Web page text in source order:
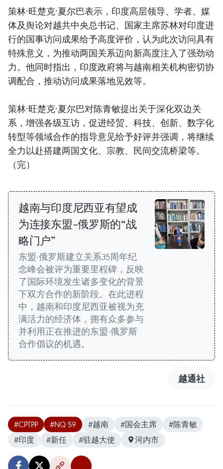
策林·旺楚克·夏尔巴表示，印度高层领导、学者、媒
体及舆论对越共中央总书记、国家主席苏林对印度进
行的国事访问成果给予高度评价，认为此次访问具有
特殊意义，为推动两国关系迈向新高度注入了强劲动
力。他同时指出，印度政府将与越南相关机构密切协
调配合，推动访问成果落地见效等。
策林·旺楚克·夏尔巴对陈青敏提出关于深化双边关
系，增强各级互访，促进经贸、科技、创新、数字化
转型等领域合作的指导意见给予好评并强调，将继续
全力以赴搭建两国文化、宗教、民间交流桥梁等。
（完）
越南与印度尼西亚有望成
为连接东盟-俄罗斯的“战
略门户”
东盟-俄罗斯建立关系35周年纪
念峰会被评为重要里程碑，反映
了国际环境发生诸多变化的背景
下双方合作的新阶段。在此进程
中，越南和印度尼西亚被视为充
满活力的经济体，拥有众多参与
并利用正在推进的东盟-俄罗斯
合作倡议的机遇。
越通社
#CPTPP #NQ 59 #越南 #国会主席
#陈青敏
#印度
#新任 #驻越大使 河内市